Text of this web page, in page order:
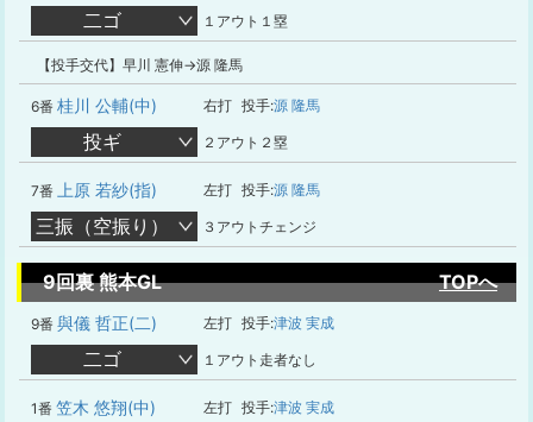
二ゴ １アウト１塁
【投手交代】早川 憲伸→源 隆馬
6番 桂川 公輔(中) 右打 投手:源 隆馬
投ギ ２アウト２塁
7番 上原 若紗(指) 左打 投手:源 隆馬
三振（空振り） ３アウトチェンジ
9回裏 熊本GL TOPへ
9番 與儀 哲正(二) 左打 投手:津波 実成
二ゴ １アウト走者なし
1番 笠木 悠翔(中) 左打 投手:津波 実成